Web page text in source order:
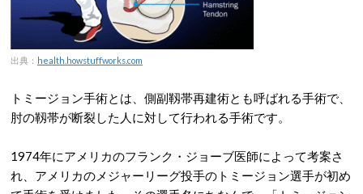
出典： health.howstuffworks.com
トミージョン手術とは、側副靱帯再建術とも呼ばれる手術で、
肘の靱帯が断裂した人に対して行われる手術です。
1974年にアメリカのフランク・ジョーブ医師によって考案さ
れ、アメリカのメジャーリーグ投手のトミージョン選手が初め